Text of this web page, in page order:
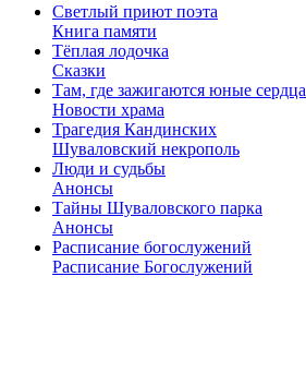
Светлый приют поэта
Книга памяти
Тёплая лодочка
Сказки
Там, где зажигаются юные сердца
Новости храма
Трагедия Кандинских
Шуваловский некрополь
Люди и судьбы
Анонсы
Тайны Шуваловского парка
Анонсы
Расписание богослужений
Расписание Богослужений